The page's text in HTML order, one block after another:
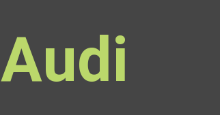
Audi